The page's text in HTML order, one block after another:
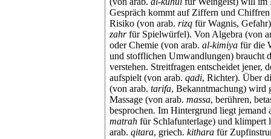
Gespräch kommt auf Ziffern und
Risiko (von arab. rizq für Wagnis,
zahrfür Spielwürfel). Von Algebra (von
oder Chemie (von arab. al-kimiya für die
und stofflichen Umwandlungen) braucht
verstehen. Streitfragen entscheidet jener,
aufspielt (von arab. qadi, Richter). Über
(von arab. tarifa, Bekanntmachung) wird
Massage (von arab. massa, berühren,
besprochen. Im Hintergrund liegt jemand
matrah für Schlafunterlage) und klimpert
arab. qitara, griech. kithara für